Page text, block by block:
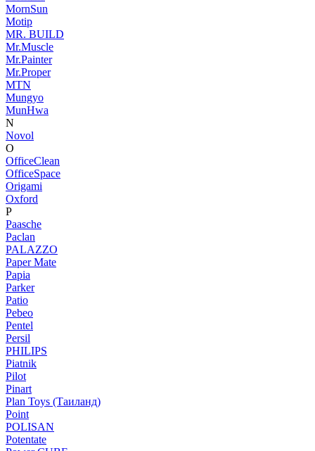
MornSun
Motip
MR. BUILD
Mr.Muscle
Mr.Painter
Mr.Proper
MTN
Mungyo
MunHwa
N
Novol
O
OfficeClean
OfficeSpace
Origami
Oxford
P
Paasche
Paclan
PALAZZO
Paper Mate
Papia
Parker
Patio
Pebeo
Pentel
Persil
PHILIPS
Piatnik
Pilot
Pinart
Plan Toys (Таиланд)
Point
POLISAN
Potentate